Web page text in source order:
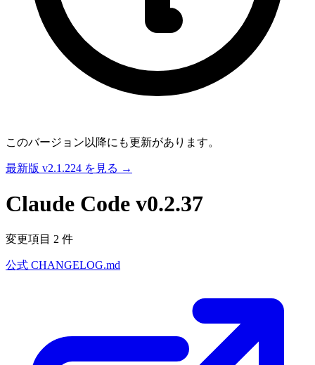
このバージョン以降にも更新があります。
最新版 v2.1.224 を見る →
Claude Code v0.2.37
変更項目 2 件
公式 CHANGELOG.md